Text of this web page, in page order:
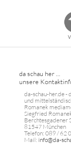
da schau her ...
unsere
da-schau-her.de -
und
Romanek
Siegfried
Berchtesgadener
81547 München
Telefon: 089 / 62
Mail: info@da-